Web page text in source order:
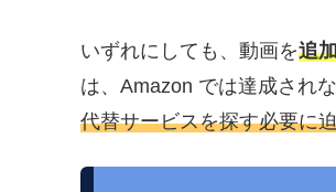
いずれにしても、動画を追
は、Amazon では達成されな
代替サービスを探す必要に